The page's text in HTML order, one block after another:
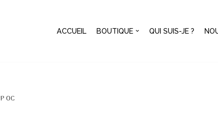
ACCUEIL BOUTIQUE QUI SUIS-JE ?
OC